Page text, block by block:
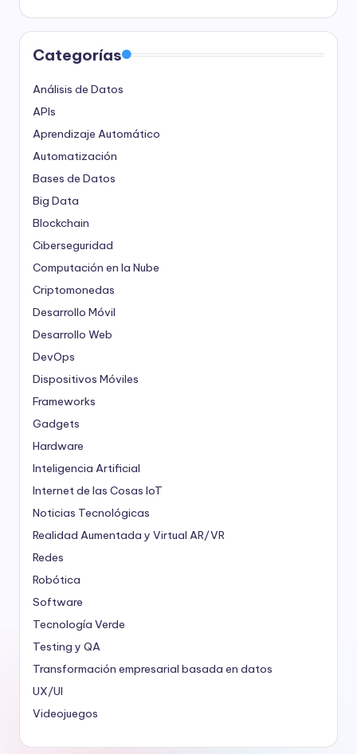
Categorías
Análisis de Datos
APIs
Aprendizaje Automático
Automatización
Bases de Datos
Big Data
Blockchain
Ciberseguridad
Computación en la Nube
Criptomonedas
Desarrollo Móvil
Desarrollo Web
DevOps
Dispositivos Móviles
Frameworks
Gadgets
Hardware
Inteligencia Artificial
Internet de las Cosas IoT
Noticias Tecnológicas
Realidad Aumentada y Virtual AR/VR
Redes
Robótica
Software
Tecnología Verde
Testing y QA
Transformación empresarial basada en datos
UX/UI
Videojuegos